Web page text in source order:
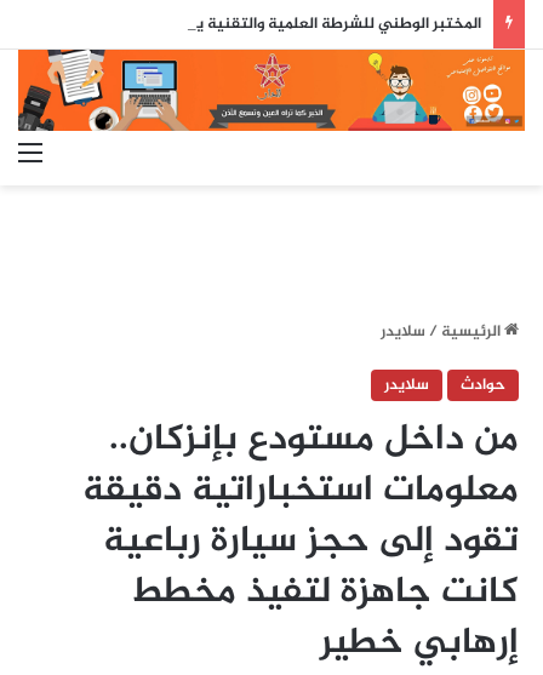
الرئيسية/ سلايدر
حوادث
سلايدر
من داخل مستودع بإنزكان..
معلومات استخباراتية دقيقة
تقود إلى حجز سيارة رباعية
كانت جاهزة لتفيذ مخطط
إرهابي خطير